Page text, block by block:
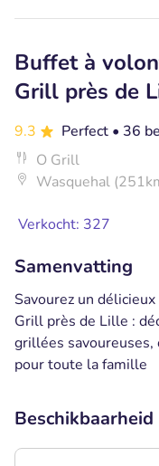
Buffet à
Grill près de
9.3 Perfect • 36
O Grill
Wasquehal
Verkocht: 327
Samenvatting
Savourez un
Grill près de Lille :
grillées
pour toute la famille
Beschikbaarheid